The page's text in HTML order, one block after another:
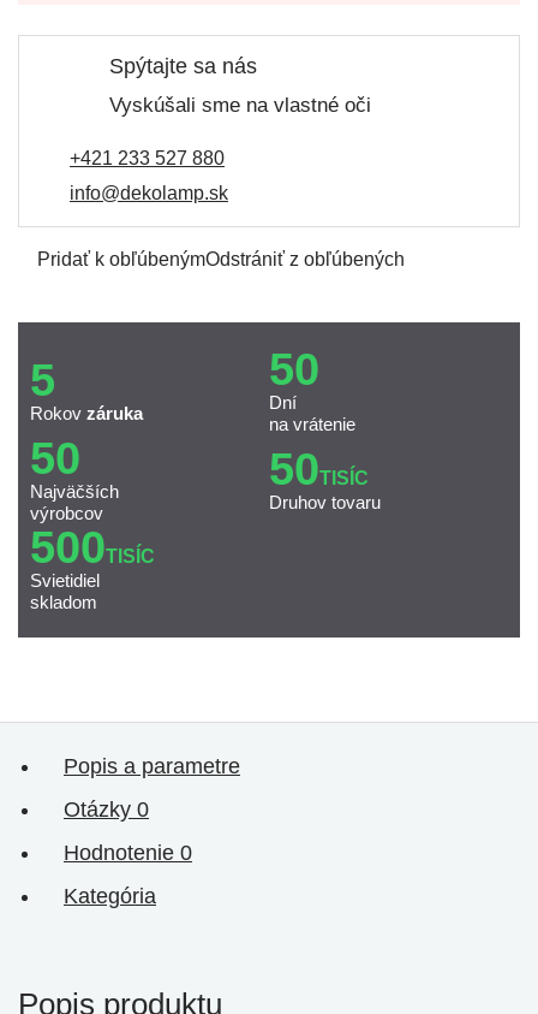
Spýtajte sa nás
Vyskúšali sme na vlastné oči
+421 233 527 880
info@dekolamp.sk
Pridať k obľúbenýmOdstrániť z obľúbených
5
Rokov záruka
50
Dní
na vrátenie
50
Najväčších
výrobcov
50TISÍC
Druhov tovaru
500TISÍC
Svietidiel
skladom
Popis a parametre
Otázky 0
Hodnotenie 0
Kategória
Popis produktu